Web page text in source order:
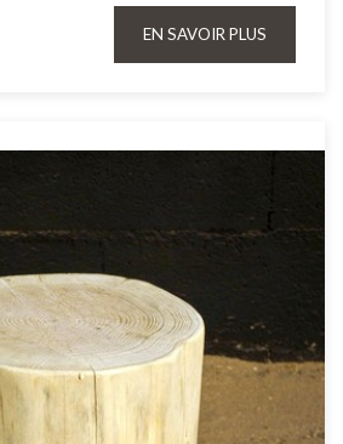
EN SAVOIR PLUS